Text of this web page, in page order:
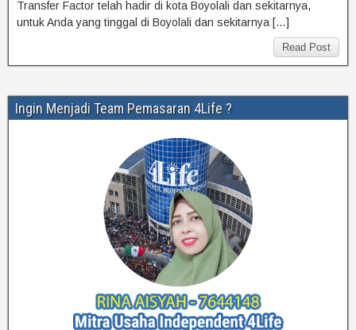
Transfer Factor telah hadir di kota Boyolali dan sekitarnya,
untuk Anda yang tinggal di Boyolali dan sekitarnya […]
Read Post
Ingin Menjadi Team Pemasaran 4Life ?